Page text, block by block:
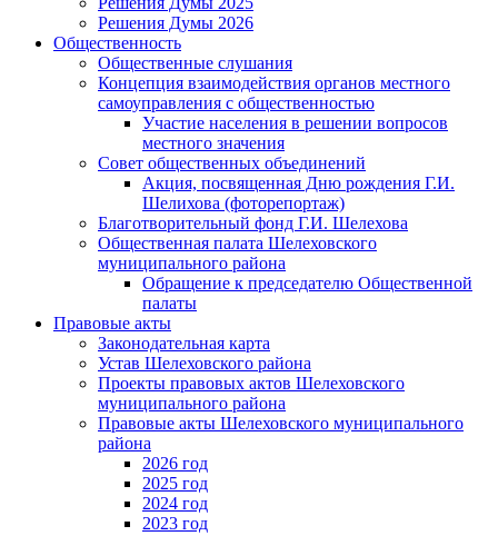
Решения Думы 2026
Общественность
Общественные слушания
Концепция взаимодействия органов местного
самоуправления с общественностью
Участие населения в решении вопросов
местного значения
Совет общественных объединений
Акция, посвященная Дню рождения Г.И.
Шелихова (фоторепортаж)
Благотворительный фонд Г.И. Шелехова
Общественная палата Шелеховского
муниципального района
Обращение к председателю Общественной
палаты
Правовые акты
Законодательная карта
Устав Шелеховского района
Проекты правовых актов Шелеховского
муниципального района
Правовые акты Шелеховского муниципального
района
2026 год
2025 год
2024 год
2023 год